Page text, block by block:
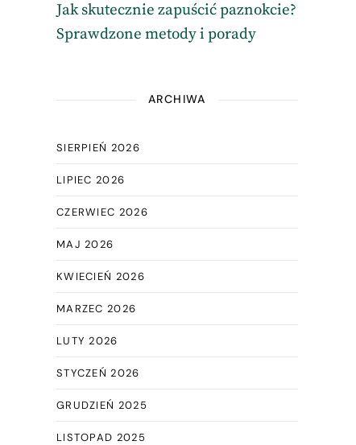
Jak skutecznie zapuścić paznokcie?
Sprawdzone metody i porady
ARCHIWA
SIERPIEŃ 2026
LIPIEC 2026
CZERWIEC 2026
MAJ 2026
KWIECIEŃ 2026
MARZEC 2026
LUTY 2026
STYCZEŃ 2026
GRUDZIEŃ 2025
LISTOPAD 2025